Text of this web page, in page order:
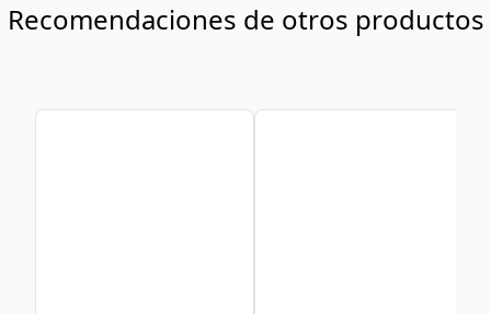
Recomendaciones de otros productos